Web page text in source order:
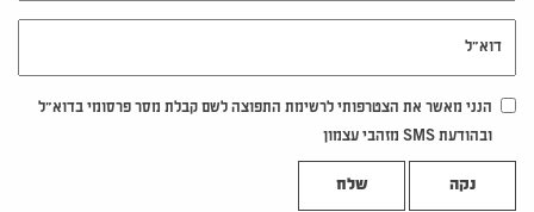
הנני מאשר את הצטרפותי לרשימת התפוצה לשם קבלת מסר פרסומי בדוא"ל
ובהודעת SMS מזהבי עצמון
נקה